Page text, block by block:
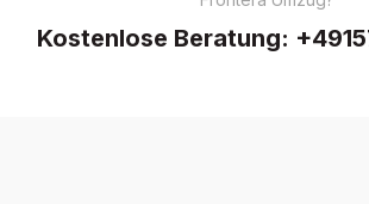
Kostenlose Beratung: